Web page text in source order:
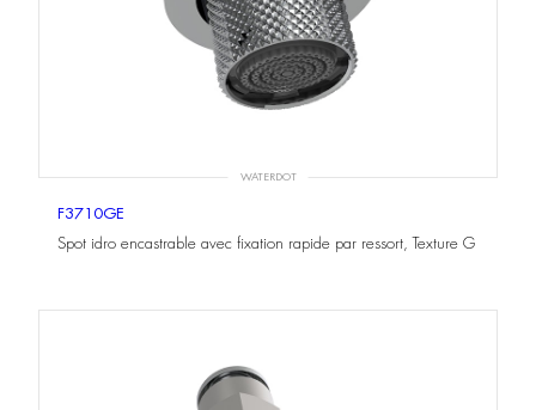
WATERDOT
F3710GE
Spot idro encastrable avec fixation rapide par ressort, Texture G